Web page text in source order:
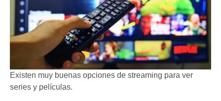
Existen muy buenas opciones de streaming para ver
series y películas.